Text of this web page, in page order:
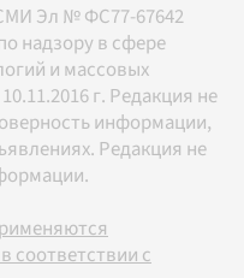
Эл № ФС77-67642
надзору в сфере
и массовых
г. Редакция не
информации,
Редакция не
соответствии с